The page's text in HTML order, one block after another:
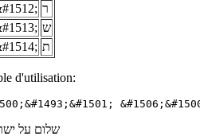
ר
ש
ת
d'utilisation:
שלום על